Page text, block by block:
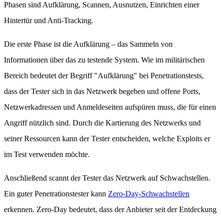
Phasen sind Aufklärung, Scannen, Ausnutzen, Einrichten einer
Hintertür und Anti-Tracking.
Die erste Phase ist die Aufklärung – das Sammeln von
Informationen über das zu testende System. Wie im militärischen
Bereich bedeutet der Begriff "Aufklärung" bei Penetrationstests,
dass der Tester sich in das Netzwerk begeben und offene Ports,
Netzwerkadressen und Anmeldeseiten aufspüren muss, die für einen
Angriff nützlich sind. Durch die Kartierung des Netzwerks und
seiner Ressourcen kann der Tester entscheiden, welche Exploits er
im Test verwenden möchte.
Anschließend scannt der Tester das Netzwerk auf Schwachstellen.
Ein guter Penetrationstester kann Zero-Day-Schwachstellen
erkennen. Zero-Day bedeutet, dass der Anbieter seit der Entdeckung